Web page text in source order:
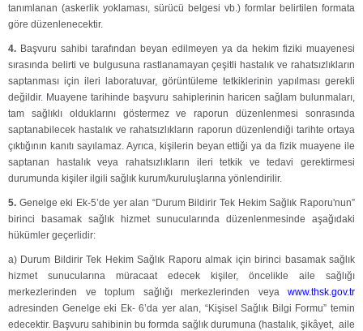
tanımlanan (askerlik yoklaması, sürücü belgesi vb.) formlar belirtilen formata
göre düzenlenecektir.
4. Başvuru sahibi tarafından beyan edilmeyen ya da hekim fiziki muayenesi
sırasında belirti ve bulgusuna rastlanamayan çeşitli hastalık ve rahatsızlıkların
saptanması için ileri laboratuvar, görüntüleme tetkiklerinin yapılması gerekli
değildir. Muayene tarihinde başvuru sahiplerinin haricen sağlam bulunmaları,
tam sağlıklı olduklarını göstermez ve raporun düzenlenmesi sonrasında
saptanabilecek hastalık ve rahatsızlıkların raporun düzenlendiği tarihte ortaya
çıktığının kanıtı sayılamaz. Ayrıca, kişilerin beyan ettiği ya da fizik muayene ile
saptanan hastalık veya rahatsızlıkların ileri tetkik ve tedavi gerektirmesi
durumunda kişiler ilgili sağlık kurum/kuruluşlarına yönlendirilir.
5. Genelge eki Ek-5’de yer alan “Durum Bildirir Tek Hekim Sağlık Raporu'nun”
birinci basamak sağlık hizmet sunucularında düzenlenmesinde aşağıdaki
hükümler geçerlidir:
a) Durum Bildirir Tek Hekim Sağlık Raporu almak için birinci basamak sağlık
hizmet sunucularına müracaat edecek kişiler, öncelikle aile sağlığı
merkezlerinden ve toplum sağlığı merkezlerinden veya www.thsk.gov.tr
adresinden Genelge eki Ek- 6’da yer alan, “Kişisel Sağlık Bilgi Formu” temin
edecektir. Başvuru sahibinin bu formda sağlık durumuna (hastalık, şikâyet, aile